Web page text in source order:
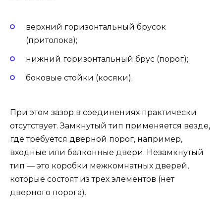
верхний горизонтальный брусок
(притолока);
нижний горизонтальный брус (порог);
боковые стойки (косяки).
При этом зазор в соединениях практически
отсутствует. Замкнутый тип применяется везде,
где требуется дверной порог, например,
входные или балконные двери. Незамкнутый
тип — это коробки межкомнатных дверей,
которые состоят из трех элементов (нет
дверного порога).